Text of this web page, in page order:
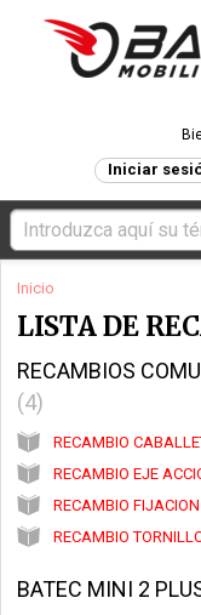
Iniciar
Inicio
LISTA DE
RECAMBIOS
4
RECAMBIO
RECAMBIO EJE
RECAMBIO
RECAMBIO
BATEC MINI 2